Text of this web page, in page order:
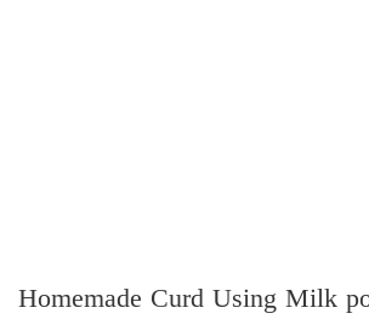
Homemade Curd Using Milk